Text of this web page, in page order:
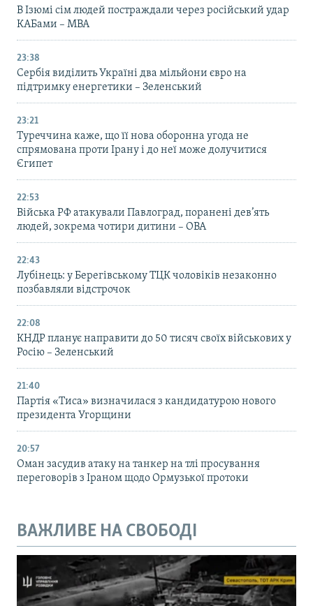
В Ізюмі сім людей постраждали через російський удар
КАБами – МВА
23:38
Сербія виділить Україні два мільйони євро на
підтримку енергетики – Зеленський
23:21
Туреччина каже, що її нова оборонна угода не
спрямована проти Ірану і до неї може долучитися
Єгипет
22:53
Війська РФ атакували Павлоград, поранені дев’ять
людей, зокрема чотири дитини – ОВА
22:43
Лубінець: у Берегівському ТЦК чоловіків незаконно
позбавляли відстрочок
22:08
КНДР планує направити до 50 тисяч своїх військових у
Росію – Зеленський
21:40
Партія «Тиса» визначилася з кандидатурою нового
президента Угорщини
20:57
Оман засудив атаку на танкер на тлі просування
переговорів з Іраном щодо Ормузької протоки
ВАЖЛИВЕ НА СВОБОДІ